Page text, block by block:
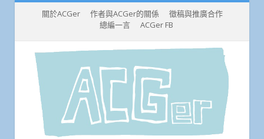
關於ACGer 作者與ACGer的關係
徵稿與推廣合作
總編一言
ACGer FB